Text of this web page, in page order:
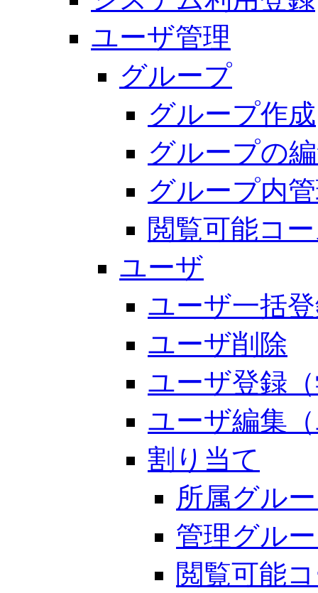
ユーザ管理
グループ
グループ作成
グループの
グループ内
閲覧可能コ
ユーザ
ユーザ一括
ユーザ削除
ユーザ登録
ユーザ編集
割り当て
所属グル
管理グル
閲覧可能